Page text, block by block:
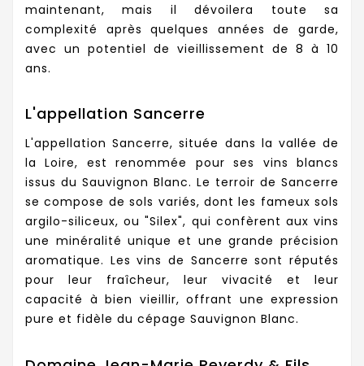
maintenant, mais il dévoilera toute sa
complexité après quelques années de garde,
avec un potentiel de vieillissement de 8 à 10
ans.
L'appellation Sancerre
L'appellation Sancerre, située dans la vallée de
la Loire, est renommée pour ses vins blancs
issus du Sauvignon Blanc. Le terroir de Sancerre
se compose de sols variés, dont les fameux sols
argilo-siliceux, ou "Silex", qui confèrent aux vins
une minéralité unique et une grande précision
aromatique. Les vins de Sancerre sont réputés
pour leur fraîcheur, leur vivacité et leur
capacité à bien vieillir, offrant une expression
pure et fidèle du cépage Sauvignon Blanc.